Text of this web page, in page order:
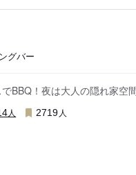
グバー
BBQ！夜は大人の隠れ家
人 2719 人